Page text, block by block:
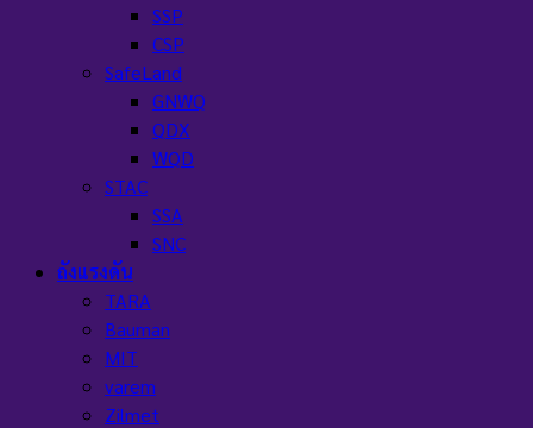
SSP
CSP
SafeLand
GNWQ
QDX
WQD
STAC
SSA
SNC
ถังแรงดัน
TARA
Bauman
MIT
varem
Zilmet